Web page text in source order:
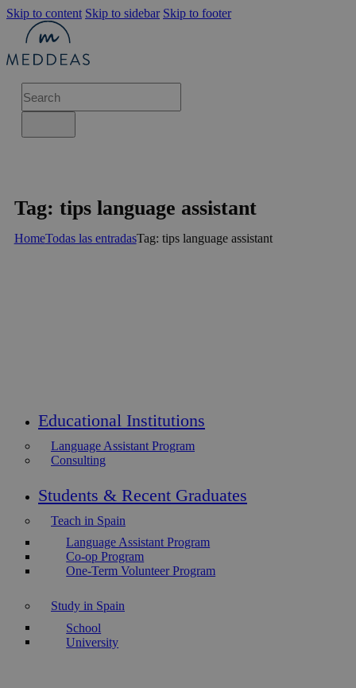
Skip to content Skip to sidebar Skip to footer
Tag: tips language assistant
HomeTodas las entradasTag: tips language assistant
Educational Institutions
Language Assistant Program
Consulting
Students & Recent Graduates
Teach in Spain
Language Assistant Program
Co-op Program
One-Term Volunteer Program
Study in Spain
School
University